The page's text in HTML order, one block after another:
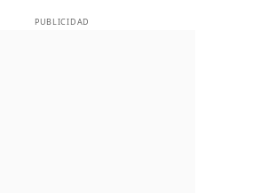
PUBLICIDAD